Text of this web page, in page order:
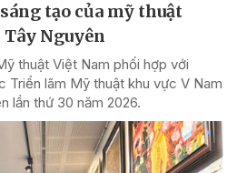
tạo của mỹ thuật
Nguyên
thuật Việt Nam phối hợp với
Triển lãm Mỹ thuật khu vực V Nam
lần thứ 30 năm 2026.